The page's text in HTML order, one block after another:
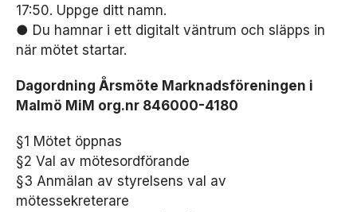
17:50. Uppge ditt namn.
● Du hamnar i ett digitalt väntrum och släpps in
när mötet startar.
Dagordning Årsmöte Marknadsföreningen i
Malmö MiM org.nr 846000-4180
§1 Mötet öppnas
§2 Val av mötesordförande
§3 Anmälan av styrelsens val av
mötessekreterare
N